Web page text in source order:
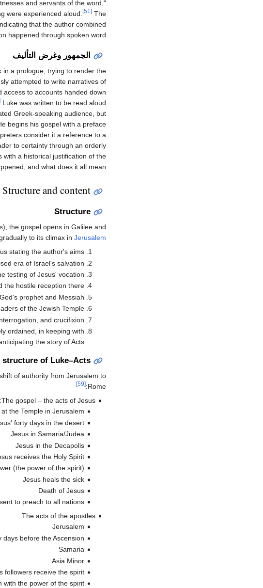
and servants of the word,"
were experienced aloud. [51] The
that the author combined
happened through spoken word.
الجمهور وغرض التأليف
in a prologue, trying to render the
attempted to write narratives of
to accounts handed down
Luke was written to be read aloud
Greek-speaking audience, but
begins his gospel with a preface
consider it a reference to a
to certainty through an orderly
with a historical justification of the
and what does it all mean?"
Structure and content
Structure
the gospel opens in Galilee and
to its climax in Jerusalem
stating the author's aims;
era of Israel's salvation;
testing of Jesus' vocation;
the hostile reception there;
prophet and Messiah;
of the Jewish Temple;
and crucifixion;
ordained, in keeping with
the story of Acts.
structure of Luke–Acts
of authority from Jerusalem to
Rome:
[59]
The gospel – the acts of Jesus:
the Temple in Jerusalem
forty days in the desert
Jesus in Samaria/Judea
Jesus in the Decapolis
receives the Holy Spirit
(the power of the spirit)
Jesus heals the sick
Death of Jesus
to preach to all nations
The acts of the apostles:
Jerusalem
days before the Ascension
Samaria
Asia Minor
followers receive the spirit
with the power of the spirit